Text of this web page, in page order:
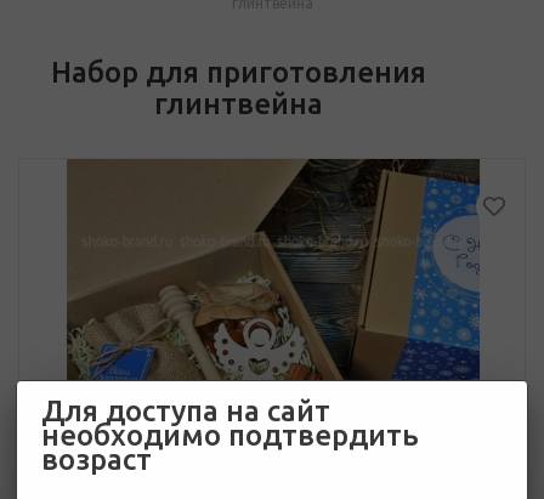
Набор для приготовления
глинтвейна
Для доступа на сайт
необходимо подтвердить
возраст